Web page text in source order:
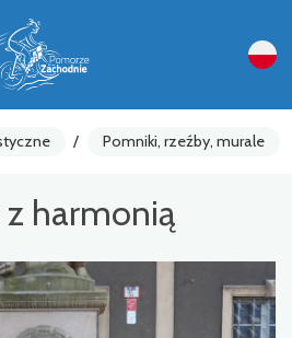
/ Pomniki, rzeźby, murale
z harmonią